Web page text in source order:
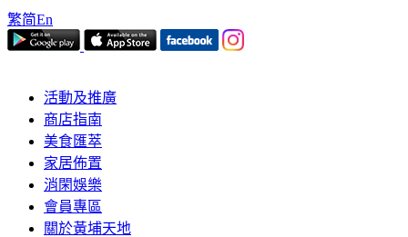
繁简En
活動及推廣
商店指南
美食匯萃
家居佈置
消閑娛樂
會員專區
關於黃埔天地